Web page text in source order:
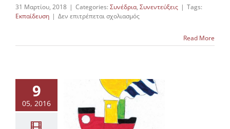
31 Μαρτίου, 2018 | Categories: Συνέδρια, Συνεντεύξεις | Tags:
Εκπαίδευση | Δεν επιτρέπεται σχολιασμόςστο
Χρήστος
Κακογιάννης
και
Read More
9
05, 2016
Erasmus+